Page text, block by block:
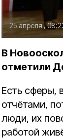
25 апреля ,
В
отметили
Есть сферы,
отчётами,
люди, их
работой